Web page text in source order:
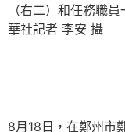
（右二）和任務職
華社記者 李安 攝
8月18日，在鄭州市